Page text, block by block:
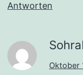
Antworten
Oktober